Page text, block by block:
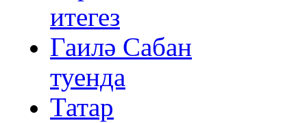
итегез
Гаилә Сабан
туенда
Татар